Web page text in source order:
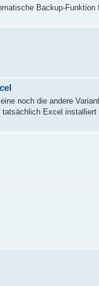
Backup-
noch die andere
Excel